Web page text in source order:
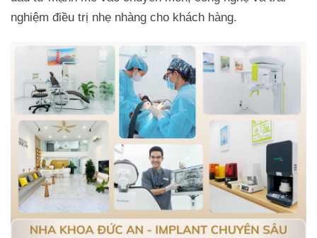
nghiệm điều trị nhẹ nhàng cho khách hàng.